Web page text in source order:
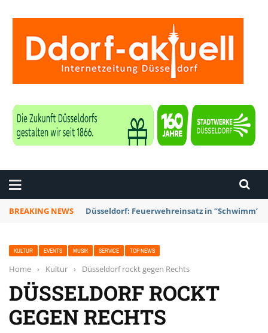
BREAKING NEWS Düsseldorf: Punk-Bahn-Fahrt mit Dosenbier
KULTUR EVENTS MUSIK SERVICE TOP NEWS
Home › Kultur › Düsseldorf rockt gegen Rechts
DÜSSELDORF ROCKT
GEGEN RECHTS